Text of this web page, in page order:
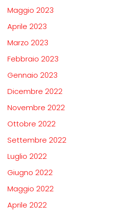
Maggio 2023
Aprile 2023
Marzo 2023
Febbraio 2023
Gennaio 2023
Dicembre 2022
Novembre 2022
Ottobre 2022
Settembre 2022
Luglio 2022
Giugno 2022
Maggio 2022
Aprile 2022